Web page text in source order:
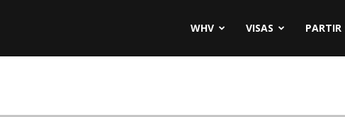
WHV VISAS PARTIR